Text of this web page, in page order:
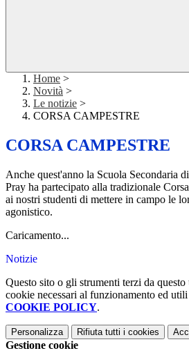
Home >
Novità >
Le notizie >
CORSA CAMPESTRE
CORSA CAMPESTRE
Anche quest'anno la Scuola Secondaria
Pray ha partecipato alla tradizionale
ai nostri studenti di mettere in campo le
agonistico.
Caricamento...
Notizie
Questo sito o gli strumenti terzi da
cookie necessari al funzionamento ed
COOKIE POLICY.
Personalizza Rifiuta tutti i cookies
Gestione cookie